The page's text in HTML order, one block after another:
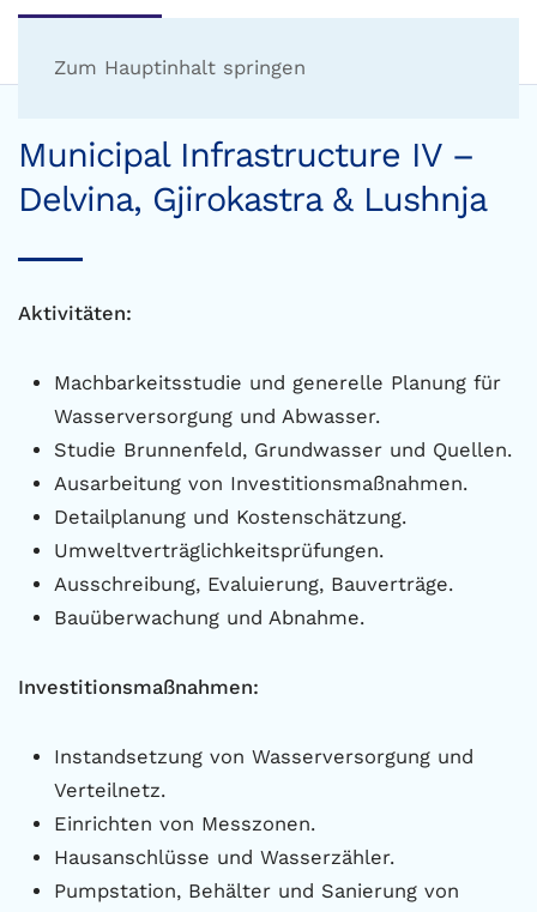
Zum Hauptinhalt springen
Municipal Infrastructure IV –
Delvina, Gjirokastra & Lushnja
Aktivitäten:
Machbarkeitsstudie und generelle Planung für
Wasserversorgung und Abwasser.
Studie Brunnenfeld, Grundwasser und Quellen.
Ausarbeitung von Investitionsmaßnahmen.
Detailplanung und Kostenschätzung.
Umweltverträglichkeitsprüfungen.
Ausschreibung, Evaluierung, Bauverträge.
Bauüberwachung und Abnahme.
Investitionsmaßnahmen:
Instandsetzung von Wasserversorgung und
Verteilnetz.
Einrichten von Messzonen.
Hausanschlüsse und Wasserzähler.
Pumpstation, Behälter und Sanierung von